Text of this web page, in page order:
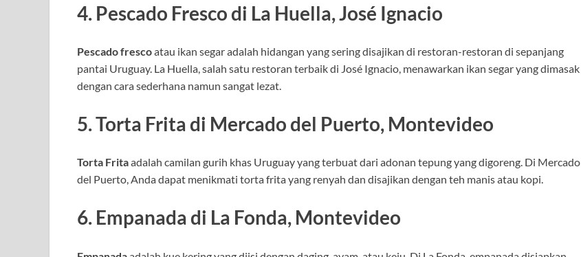
4. Pescado Fresco di La Huella, José Ignacio
Pescado frescoatau ikan segar adalah hidangan yang sering disajikan di restoran-restoran di sepanjang
pantai Uruguay. La Huella, salah satu restoran terbaik di José Ignacio, menawarkan ikan segar yang dimasak
dengan cara sederhana namun sangat lezat.
5.Torta Frita di Mercado del Puerto, Montevideo
Torta Fritaadalah camilan gurih khas Uruguay yang terbuat dari adonan tepung yang digoreng. Di Mercado
del Puerto, Anda dapat menikmati torta frita yang renyah dan disajikan dengan teh manis atau kopi.
6. Empanada di La Fonda, Montevideo